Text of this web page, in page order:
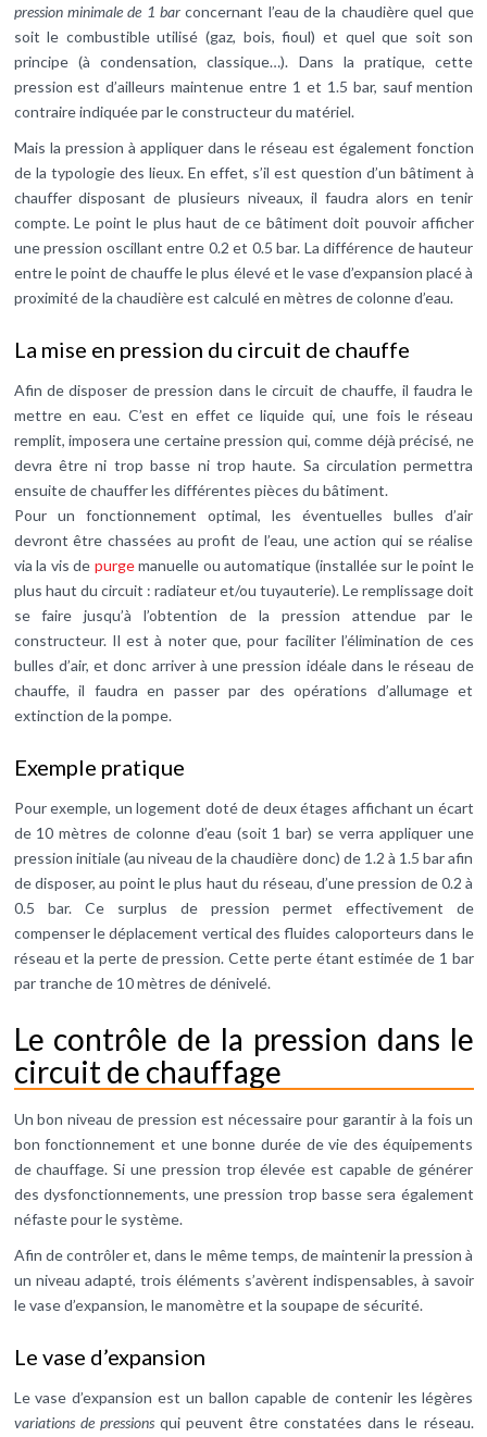
pression minimale de 1 barconcernant l’eau de la chaudière quel que
soit le combustible utilisé (gaz, bois, fioul) et quel que soit son
principe (à condensation, classique…). Dans la pratique, cette
pression est d’ailleurs maintenue entre 1 et 1.5 bar, sauf mention
contraire indiquée par le constructeur du matériel.
Mais la pression à appliquer dans le réseau est également fonction
de la typologie des lieux. En effet, s’il est question d’un bâtiment à
chauffer disposant de plusieurs niveaux, il faudra alors en tenir
compte. Le point le plus haut de ce bâtiment doit pouvoir afficher
une pression oscillant entre 0.2 et 0.5 bar. La différence de hauteur
entre le point de chauffe le plus élevé et le vase d’expansion placé à
proximité de la chaudière est calculé en mètres de colonne d’eau.
La mise en pression du circuit de chauffe
Afin de disposer de pression dans le circuit de chauffe, il faudra le
mettre en eau. C’est en effet ce liquide qui, une fois le réseau
remplit, imposera une certaine pression qui, comme déjà précisé, ne
devra être ni trop basse ni trop haute. Sa circulation permettra
ensuite de chauffer les différentes pièces du bâtiment.
Pour un fonctionnement optimal, les éventuelles bulles d’air
devront être chassées au profit de l’eau, une action qui se réalise
via la vis de purgemanuelle ou automatique (installée sur le point le
plus haut du circuit : radiateur et/ou tuyauterie). Le remplissage doit
se faire jusqu’à l’obtention de la pression attendue par le
constructeur. Il est à noter que, pour faciliter l’élimination de ces
bulles d’air, et donc arriver à une pression idéale dans le réseau de
chauffe, il faudra en passer par des opérations d’allumage et
extinction de la pompe.
Exemple pratique
Pour exemple, un logement doté de deux étages affichant un écart
de 10 mètres de colonne d’eau (soit 1 bar) se verra appliquer une
pression initiale (au niveau de la chaudière donc) de 1.2 à 1.5 bar afin
de disposer, au point le plus haut du réseau, d’une pression de 0.2 à
0.5 bar. Ce surplus de pression permet effectivement de
compenser le déplacement vertical des fluides caloporteurs dans le
réseau et la perte de pression. Cette perte étant estimée de 1 bar
par tranche de 10 mètres de dénivelé.
Le contrôle de la pression dans le
circuit de chauffage
Un bon niveau de pression est nécessaire pour garantir à la fois un
bon fonctionnement et une bonne durée de vie des équipements
de chauffage. Si une pression trop élevée est capable de générer
des dysfonctionnements, une pression trop basse sera également
néfaste pour le système.
Afin de contrôler et, dans le même temps, de maintenir la pression à
un niveau adapté, trois éléments s’avèrent indispensables, à savoir
le vase d’expansion, le manomètre et la soupape de sécurité.
Le vase d’expansion
Le vase d’expansion est un ballon capable de contenir les légères
variations de pressionsqui peuvent être constatées dans le réseau.